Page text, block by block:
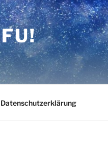
Datenschutzerklärung